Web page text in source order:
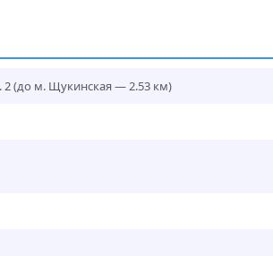
2(до м. Щукинская — 2.53 км)